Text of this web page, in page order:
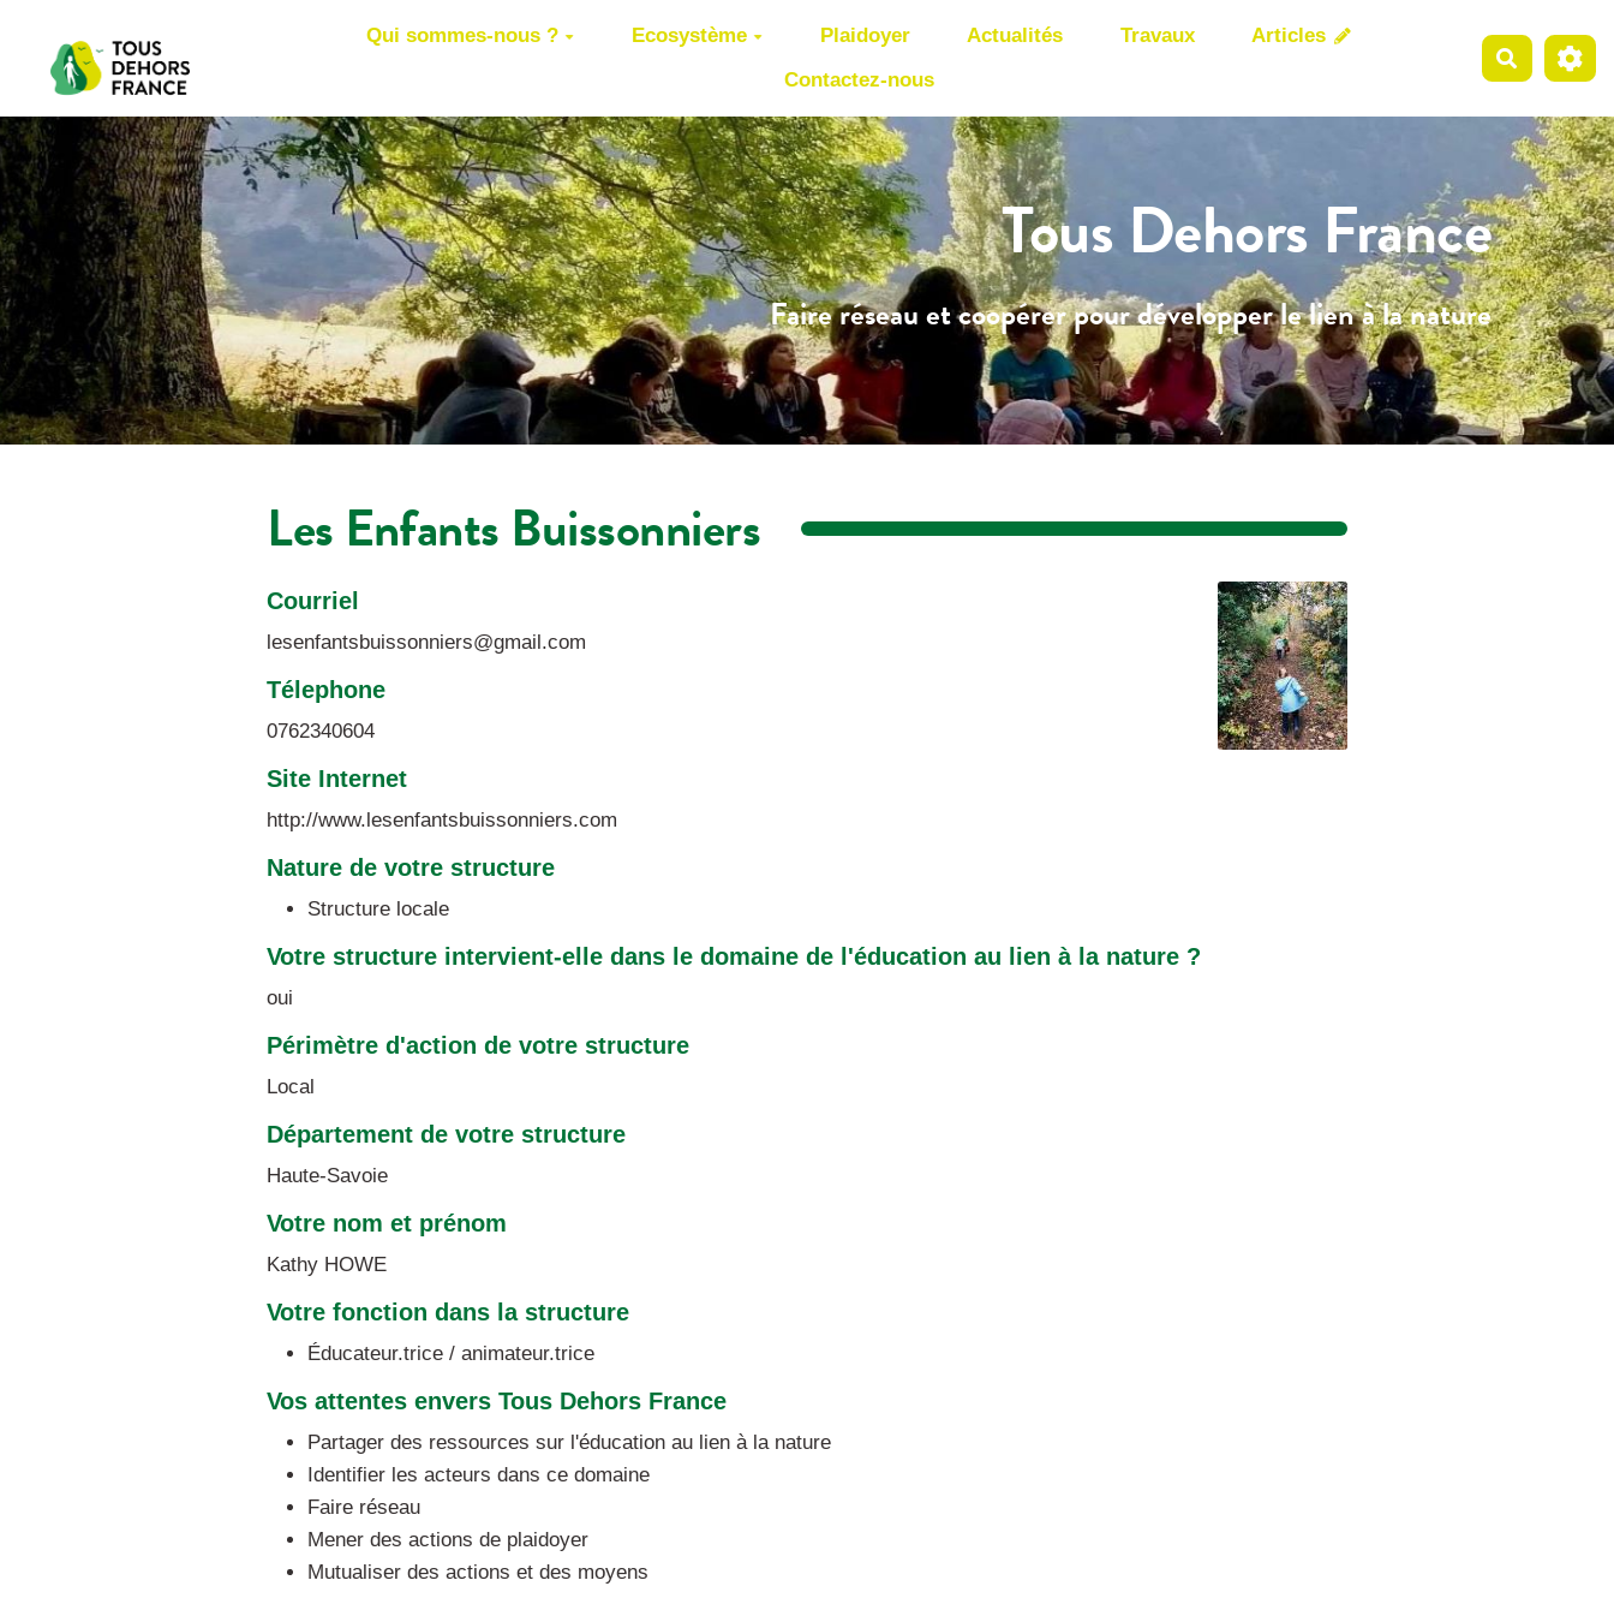
Qui sommes-nous ? Ecosystème Plaidoyer Actualités Travaux
Articles
Contactez-nous
Tous Dehors France
Faire réseau et coopérer pour développer le lien à la nature
Les Enfants Buissonniers
Courriel
lesenfantsbuissonniers@gmail.com
Télephone
0762340604
Site Internet
http://www.lesenfantsbuissonniers.com
Nature de votre structure
Structure locale
Votre structure intervient-elle dans le domaine de l'éducation au lien à la nature ?
oui
Périmètre d'action de votre structure
Local
Département de votre structure
Haute-Savoie
Votre nom et prénom
Kathy HOWE
Votre fonction dans la structure
Éducateur.trice / animateur.trice
Vos attentes envers Tous Dehors France
Partager des ressources sur l'éducation au lien à la nature
Identifier les acteurs dans ce domaine
Faire réseau
Mener des actions de plaidoyer
Mutualiser des actions et des moyens